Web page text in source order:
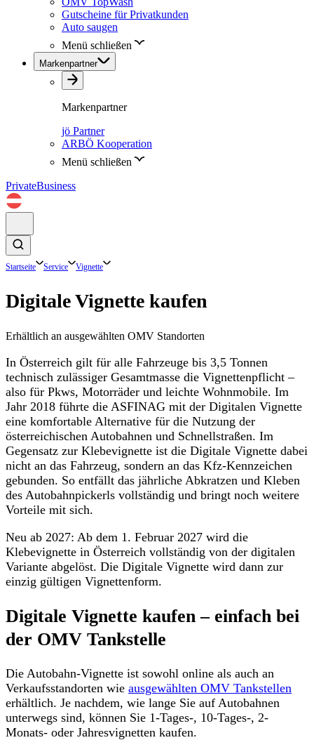
Gutscheine für Privatkunden
Auto saugen
Menü schließen
Markenpartner
Markenpartner
jö Partner
ARBÖ Kooperation
Menü schließen
PrivateBusiness
Startseite Service Vignette
Digitale Vignette kaufen
Erhältlich an ausgewählten OMV Standorten
In Österreich gilt für alle Fahrzeuge bis 3,5 Tonnen
technisch zulässiger Gesamtmasse die Vignettenpflicht–
also für Pkws, Motorräder und leichte Wohnmobile. Im
Jahr 2018 führte die ASFINAG mit der Digitalen Vignette
eine komfortable Alternative für die Nutzung der
österreichischen Autobahnen und Schnellstraßen. Im
Gegensatz zur Klebevignette ist die Digitale Vignette dabei
nicht an das Fahrzeug, sondern an das Kfz-Kennzeichen
gebunden. So entfällt das jährliche Abkratzen und Kleben
des Autobahnpickerls vollständig und bringt noch weitere
Vorteile mit sich.
Neu ab 2027: Ab dem 1. Februar 2027 wird die
Klebevignette in Österreich vollständig von der digitalen
Variante abgelöst. Die Digitale Vignette wird dann zur
einzig gültigen Vignettenform.
Digitale Vignette kaufen – einfach bei
der OMV Tankstelle
Die Autobahn-Vignette ist sowohl online als auch an
Verkaufsstandorten wie ausgewählten OMV Tankstellen
erhältlich. Je nachdem, wie lange Sie auf Autobahnen
unterwegs sind, können Sie 1-Tages-, 10-Tages-, 2-
Monats- oder Jahresvignetten kaufen.